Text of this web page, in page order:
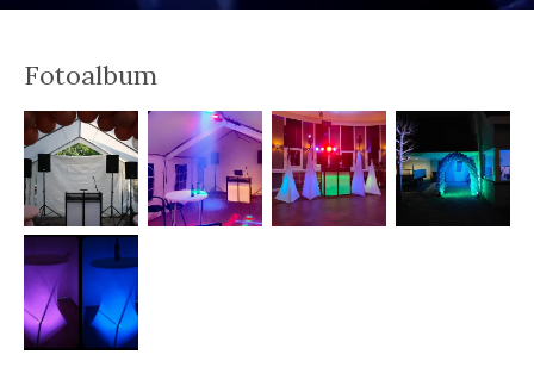
Fotoalbum